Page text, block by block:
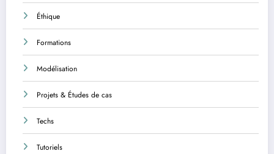
Éthique
Formations
Modélisation
Projets & Études de cas
Techs
Tutoriels